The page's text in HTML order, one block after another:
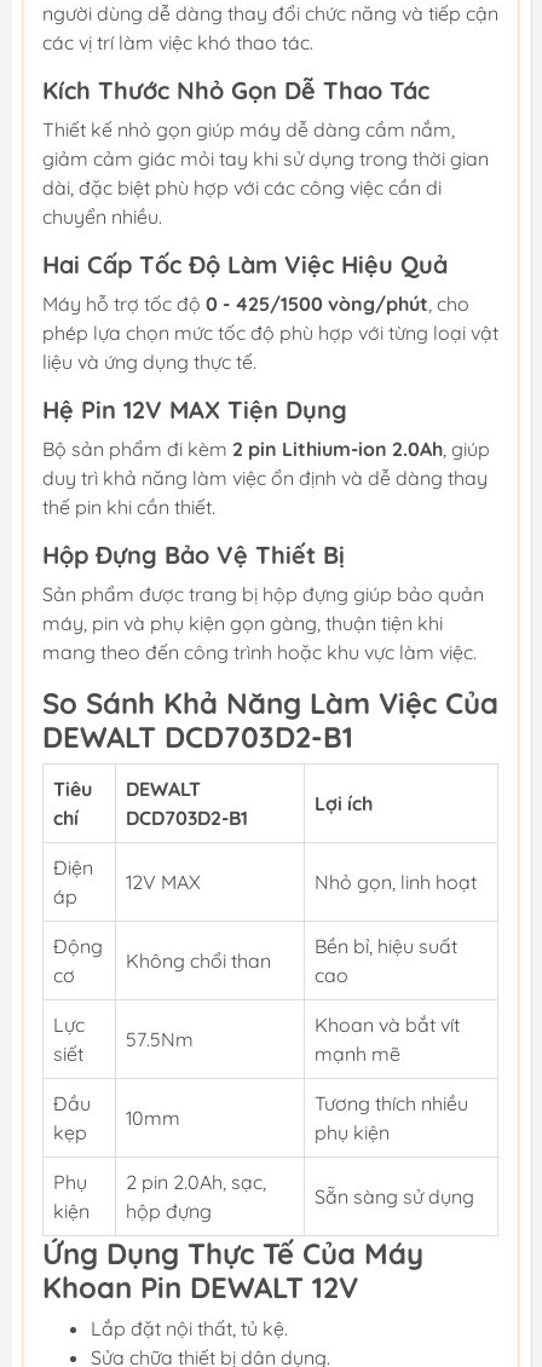
người dùng dễ dàng thay đổi chức năng và tiếp cận
các vị trí làm việc khó thao tác.
Kích Thước Nhỏ Gọn Dễ Thao Tác
Thiết kế nhỏ gọn giúp máy dễ dàng cầm nắm,
giảm cảm giác mỏi tay khi sử dụng trong thời gian
dài, đặc biệt phù hợp với các công việc cần di
chuyển nhiều.
Hai Cấp Tốc Độ Làm Việc Hiệu Quả
Máy hỗ trợ tốc độ 0 - 425/1500 vòng/phút, cho
phép lựa chọn mức tốc độ phù hợp với từng loại vật
liệu và ứng dụng thực tế.
Hệ Pin 12V MAX Tiện Dụng
Bộ sản phẩm đi kèm 2 pin Lithium-ion 2.0Ah, giúp
duy trì khả năng làm việc ổn định và dễ dàng thay
thế pin khi cần thiết.
Hộp Đựng Bảo Vệ Thiết Bị
Sản phẩm được trang bị hộp đựng giúp bảo quản
máy, pin và phụ kiện gọn gàng, thuận tiện khi
mang theo đến công trình hoặc khu vực làm việc.
So Sánh Khả Năng Làm Việc Của
DEWALT DCD703D2-B1
Tiêu
chí
DEWALT
DCD703D2-B1
Lợi ích
Điện
áp
12V MAX Nhỏ gọn, linh hoạt
Động
cơ
Không chổi than
Bền bỉ, hiệu suất
cao
Lực
siết
57.5Nm
Khoan và bắt vít
mạnh mẽ
Đầu
kẹp
10mm
Tương thích nhiều
phụ kiện
Phụ
kiện
2 pin 2.0Ah, sạc,
hộp đựng
Sẵn sàng sử dụng
Ứng Dụng Thực Tế Của Máy
Khoan Pin DEWALT 12V
Lắp đặt nội thất, tủ kệ.
Sửa chữa thiết bị dân dụng.